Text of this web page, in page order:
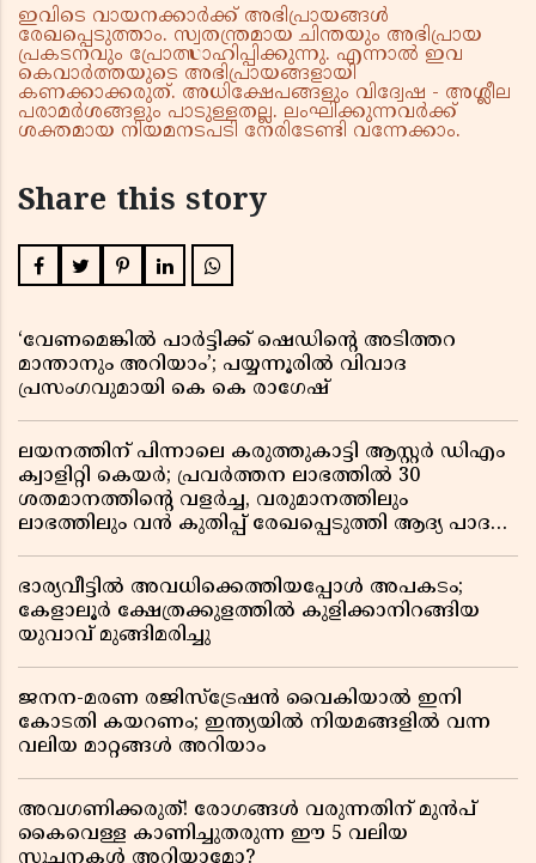
ഇവിടെ വായനക്കാർക്ക് അഭിപ്രായങ്ങൾ
രേഖപ്പെടുത്താം. സ്വതന്ത്രമായ ചിന്തയും അഭിപ്രായ
പ്രകടനവും പ്രോത്സാഹിപ്പിക്കുന്നു. എന്നാൽ ഇവ
കെവാർത്തയുടെ അഭിപ്രായങ്ങളായി
കണക്കാക്കരുത്. അധിക്ഷേപങ്ങളും വിദ്വേഷ - അശ്ലീല
പരാമർശങ്ങളും പാടുള്ളതല്ല. ലംഘിക്കുന്നവർക്ക്
ശക്തമായ നിയമനടപടി നേരിടേണ്ടി വന്നേക്കാം.
Share this story
‘വേണമെങ്കിൽ പാർട്ടിക്ക് ഷെഡിൻ്റെ അടിത്തറ
മാന്താനും അറിയാം’; പയ്യന്നൂരിൽ വിവാദ
പ്രസംഗവുമായി കെ കെ രാഗേഷ്
ലയനത്തിന് പിന്നാലെ കരുത്തുകാട്ടി ആസ്റ്റർ ഡിഎം
ക്വാളിറ്റി കെയർ; പ്രവർത്തന ലാഭത്തിൽ 30
ശതമാനത്തിൻ്റെ വളർച്ച, വരുമാനത്തിലും
ലാഭത്തിലും വൻ കുതിപ്പ് രേഖപ്പെടുത്തി ആദ്യ പാദ
ഭാര്യവീട്ടിൽ അവധിക്കെത്തിയപ്പോൾ അപകടം;
കേളാലൂർ ക്ഷേത്രക്കുളത്തിൽ കുളിക്കാനിറങ്ങിയ
യുവാവ് മുങ്ങിമരിച്ചു
ജനന-മരണ രജിസ്ട്രേഷൻ വൈകിയാൽ ഇനി
കോടതി കയറണം; ഇന്ത്യയിൽ നിയമങ്ങളിൽ വന്ന
വലിയ മാറ്റങ്ങൾ അറിയാം
അവഗണിക്കരുത്! രോഗങ്ങൾ വരുന്നതിന് മുൻപ്
കൈവെള്ള കാണിച്ചുതരുന്ന ഈ 5 വലിയ